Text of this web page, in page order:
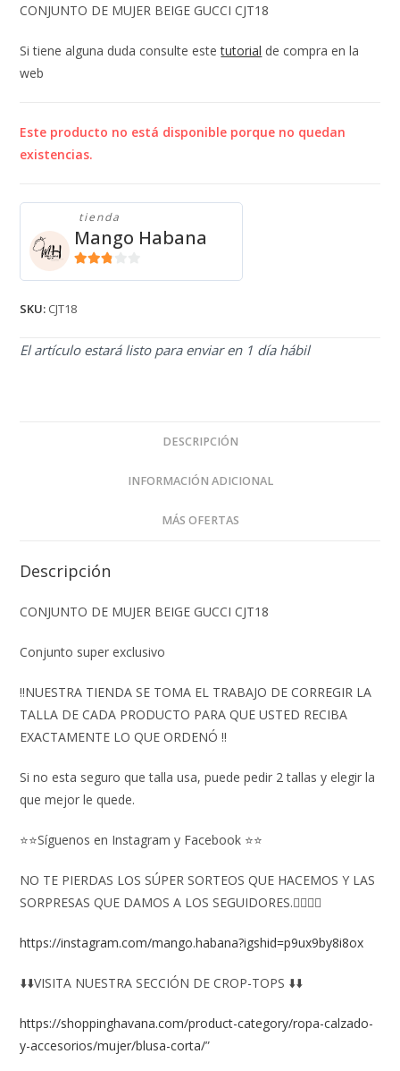
CONJUNTO DE MUJER BEIGE GUCCI CJT18
Si tiene alguna duda consulte estetutorial de compra en la
web
Este producto no está disponible porque no quedan
existencias.
tienda
Mango Habana
SKU: CJT18
El artículo estará listo para enviar en 1 día hábil
DESCRIPCIÓN
INFORMACIÓN ADICIONAL
MÁS OFERTAS
Descripción
CONJUNTO DE MUJER BEIGE GUCCI CJT18
Conjunto super exclusivo
‼️NUESTRA TIENDA SE TOMA EL TRABAJO DE CORREGIR LA
TALLA DE CADA PRODUCTO PARA QUE USTED RECIBA
EXACTAMENTE LO QUE ORDENÓ ‼️
Si no esta seguro que talla usa, puede pedir 2 tallas y elegir la
que mejor le quede.
⭐⭐Síguenos en Instagram y Facebook ⭐⭐
NO TE PIERDAS LOS SÚPER SORTEOS QUE HACEMOS Y LAS
SORPRESAS QUE DAMOS A LOS SEGUIDORES.👇🏻👇🏻
https://instagram.com/mango.habana?igshid=p9ux9by8i8ox
⬇️⬇️VISITA NUESTRA SECCIÓN DE CROP-TOPS ⬇️⬇️
https://shoppinghavana.com/product-category/ropa-calzado-
y-accesorios/mujer/blusa-corta/”